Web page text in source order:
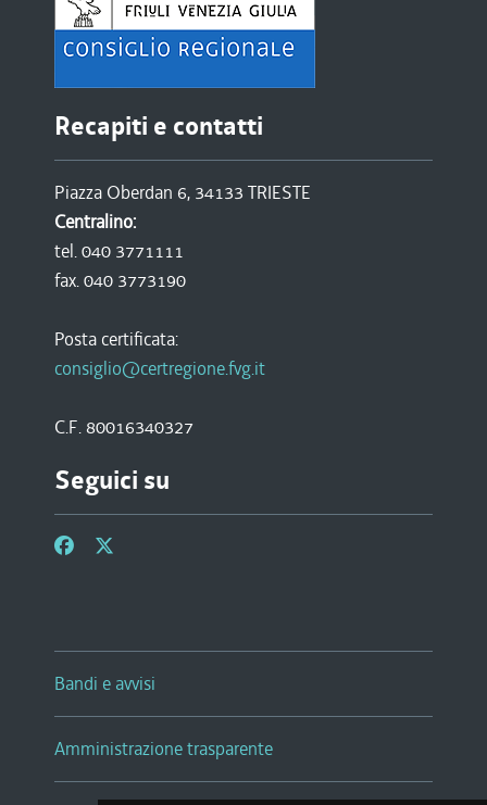
Recapiti e contatti
Piazza Oberdan 6, 34133 TRIESTE
Centralino:
tel. 040 3771111
fax. 040 3773190
Posta certificata:
consiglio@certregione.fvg.it
C.F. 80016340327
Seguici su
Bandi e avvisi
Amministrazione trasparente